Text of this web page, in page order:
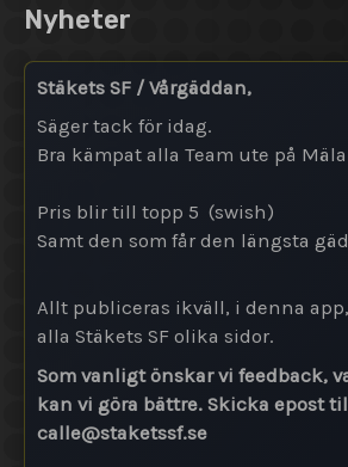
Nyheter
Stäkets SF / Vårgäddan,
Säger tack för idag.
Bra kämpat alla Team ute på
Pris blir till topp 5 (swish)
Samt den som får den längsta
Allt publiceras ikväll, i denna
alla Stäkets SF olika sidor.
Som vanligt önskar vi feedback,
kan vi göra bättre. Skicka epost
calle@staketssf.se